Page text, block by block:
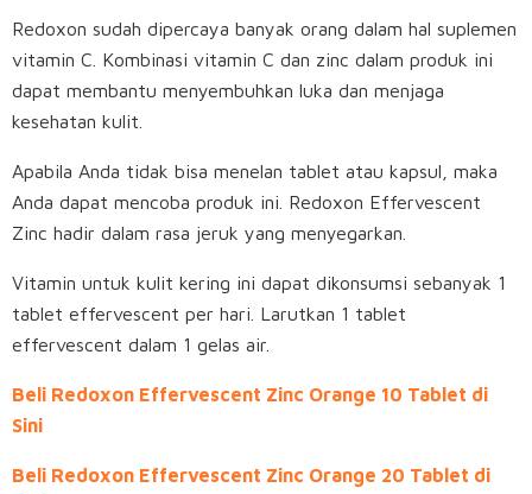
Redoxon sudah dipercaya banyak orang dalam hal suplemen
vitamin C. Kombinasi vitamin C dan zinc dalam produk ini
dapat membantu menyembuhkan luka dan menjaga
kesehatan kulit.
Apabila Anda tidak bisa menelan tablet atau kapsul, maka
Anda dapat mencoba produk ini. Redoxon Effervescent
Zinc hadir dalam rasa jeruk yang menyegarkan.
Vitamin untuk kulit kering ini dapat dikonsumsi sebanyak 1
tablet effervescent per hari. Larutkan 1 tablet
effervescent dalam 1 gelas air.
Beli Redoxon Effervescent Zinc Orange 10 Tablet di
Sini
Beli Redoxon Effervescent Zinc Orange 20 Tablet di